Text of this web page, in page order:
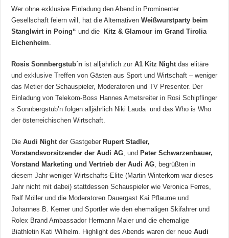
Wer ohne exklusive Einladung den Abend in Prominenter
Gesellschaft feiern will, hat die AlternativenWeißwurstparty beim
Stanglwirt in Poing“und die
Kitz & Glamour im Grand Tirolia
Eichenheim
Rosis Sonnbergstub´n ist alljährlich zurA1 Kitz Night das elitäre
und exklusive Treffen von Gästen aus Sport und Wirtschaft – weniger
das Metier der Schauspieler, Moderatoren und TV Presenter. Der
Einladung von Telekom-Boss Hannes Ametsreiter in Rosi Schipflinger
s Sonnbergstub’n folgen alljährlich Niki Lauda und das Who is Who
der österreichischen Wirtschaft.
DieAudi Night der Gastgeber Rupert Stadler,
Vorstandsvorsitzender der Audi AG , und Peter Schwarzenbauer,
Vorstand Marketing und Vertrieb der Audi AG , begrüßten in
diesem Jahr weniger Wirtschafts-Elite (Martin Winterkorn war dieses
Jahr nicht mit dabei) stattdessen Schauspieler wie Veronica Ferres,
Ralf Möller und die Moderatoren Dauergast Kai Pflaume und
Johannes B. Kerner und Sportler wie den ehemaligen Skifahrer und
Rolex Brand Ambassador Hermann Maier und die ehemalige
Biathletin Kati Wilhelm. Highlight des Abends waren der neueAudi